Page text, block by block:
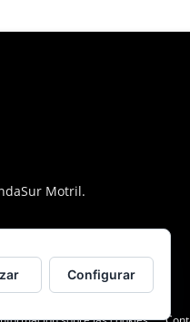
Motril.
Configurar